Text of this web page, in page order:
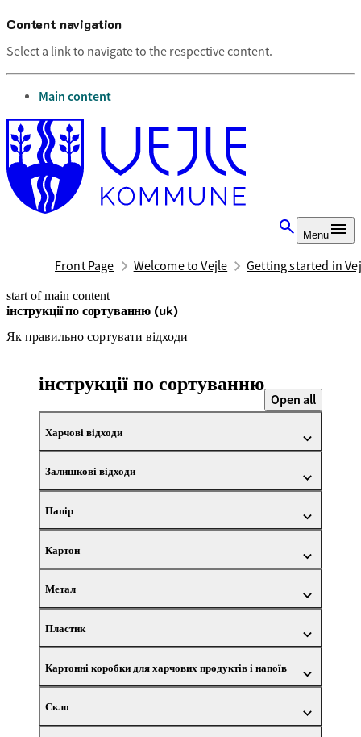
Content navigation
Select a link to navigate to the respective content.
go to
Main content
Menu
Front Page Welcome to Vejle Getting started in
start of main content
інструкції по сортуванню (uk)
Як правильно сортувати відходи
last updated February 18, 2025
інструкції по сортуванню
Open all
Харчові відходи
Залишкові відходи
Папір
Картон
Метал
Пластик
Картонні коробки для харчових продуктів і напоїв
Скло